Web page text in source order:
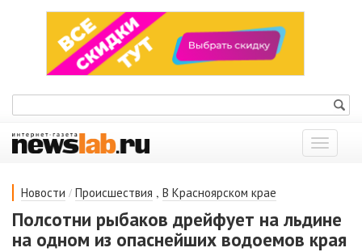
Показать
меню
Новости / Происшествия , В Красноярском крае
Полсотни рыбаков дрейфует на льдине
на одном из опаснейших водоемов края